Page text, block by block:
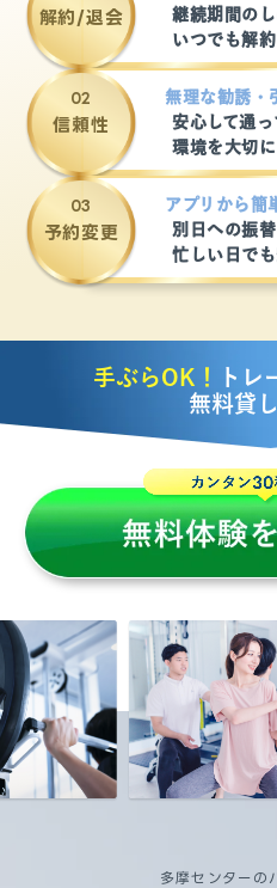
解約/退会
継続期間の
いつでも解
信頼性
無理な勧誘・
安心して通
環境を大切
予約変更
アプリから簡
別日への振
忙しい日で
手ぶらOK！
トレ
無料貸
多摩センターの